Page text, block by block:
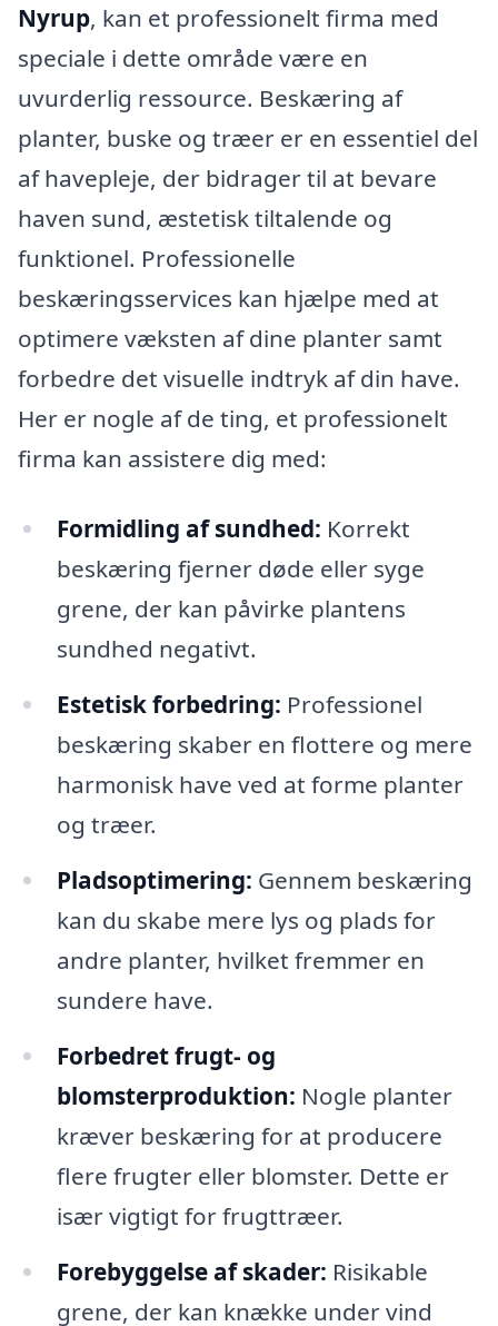
Nyrup, kan et professionelt firma med
speciale i dette område være en
uvurderlig ressource. Beskæring af
planter, buske og træer er en essentiel del
af havepleje, der bidrager til at bevare
haven sund, æstetisk tiltalende og
funktionel. Professionelle
beskæringsservices kan hjælpe med at
optimere væksten af dine planter samt
forbedre det visuelle indtryk af din have.
Her er nogle af de ting, et professionelt
firma kan assistere dig med:
Formidling af sundhed: Korrekt
beskæring fjerner døde eller syge
grene, der kan påvirke plantens
sundhed negativt.
Estetisk forbedring: Professionel
beskæring skaber en flottere og mere
harmonisk have ved at forme planter
og træer.
Pladsoptimering: Gennem beskæring
kan du skabe mere lys og plads for
andre planter, hvilket fremmer en
sundere have.
Forbedret frugt- og
blomsterproduktion: Nogle planter
kræver beskæring for at producere
flere frugter eller blomster. Dette er
især vigtigt for frugttræer.
Forebyggelse af skader: Risikable
grene, der kan knække under vind